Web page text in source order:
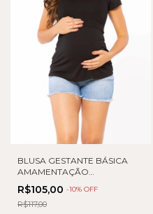
BLUSA GESTANTE BÁSICA
AMAMENTAÇÃO
VISCOLYCRA
R$105,00 -10% OFF
R$117,00